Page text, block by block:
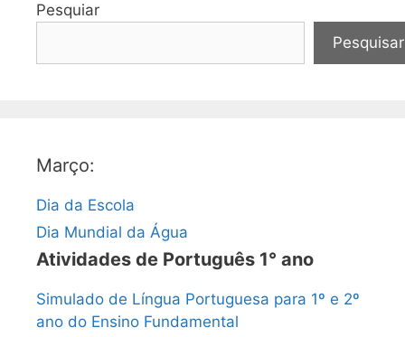
Pesquiar
Pesquisar
Março:
Dia da Escola
Dia Mundial da Água
Atividades de Português 1° ano
Simulado de Língua Portuguesa para 1º e 2º
ano do Ensino Fundamental